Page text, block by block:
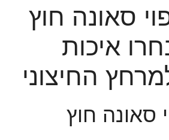
סאונה חוץ
איכות
החיצוני
סאונה חוץ